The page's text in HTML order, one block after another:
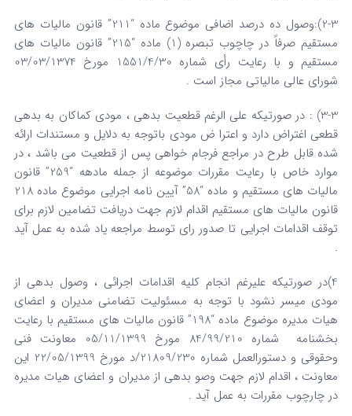
2-3):وصول ده درصد اضافی موضوع ماده “211” قانون مالیات های
مستقیم صرفاً در چاچوب تبصره (1) ماده “215” قانون مالیات های
مستقیم و با رعایت رأی شماره 1551/4/30 مورخ 03/03/1374
شورای عالی مالیاتی مجاز است .
3-3) : در صورتیکه علی الرغم قطعیت بدهی ، مودی کماکان به بدهی
قطعی اغتراض دارد و اعترا ض مودی باتوجه به دلایل و مستندات ارائه
شده قابل طرح در مراجع فرجام خواهی پس از قطعیت می باشد ، در
موارد خاص با رعایت مقررات موضوعه از جمله مادهه “259” قانون
مالیات های مستقیم و ماده “58” آیین نامه اجرایی موضوع ماده 218
قانون مالیات های مستقیم اقدام لازم جهت دریافت تضامین لازم برای
توقف اقدامات اجرایی تا صدور رای توسط مراجعه یاد شده به عمل آید
.
4)در صورتیکه علیرغم انجام کلیه اقدامات اجرائی ، وصول بدهی از
مودی میسر نشود با توجه به مسئولیت تضامنی مدیران و اعضای
هیات مدیره موضوع ماده “198” قانون مالیات های مستقیم با رعایت
بخشنامه شماره 84/99/210 مورخ 05/11/1399 معاونت فنی
وحقوقی و دستورالعمل شماره 21809/230/د مورخ 22/05/1399 این
معاونت ، اقدام لازم جهت وصو بدهی از مدیران و اعضای هیات مدیره
در چارچوب مقررات به عمل آید .